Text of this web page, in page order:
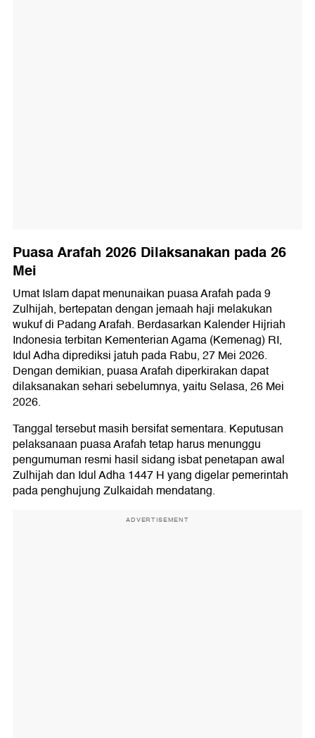
Puasa Arafah 2026 Dilaksanakan pada 26
Mei
Umat Islam dapat menunaikan puasa Arafah pada 9
Zulhijah, bertepatan dengan jemaah haji melakukan
wukuf di Padang Arafah. Berdasarkan Kalender Hijriah
Indonesia terbitan Kementerian Agama (Kemenag) RI,
Idul Adha diprediksi jatuh pada Rabu, 27 Mei 2026.
Dengan demikian, puasa Arafah diperkirakan dapat
dilaksanakan sehari sebelumnya, yaitu Selasa, 26 Mei
2026.
Tanggal tersebut masih bersifat sementara. Keputusan
pelaksanaan puasa Arafah tetap harus menunggu
pengumuman resmi hasil sidang isbat penetapan awal
Zulhijah dan Idul Adha 1447 H yang digelar pemerintah
pada penghujung Zulkaidah mendatang.
ADVERTISEMENT